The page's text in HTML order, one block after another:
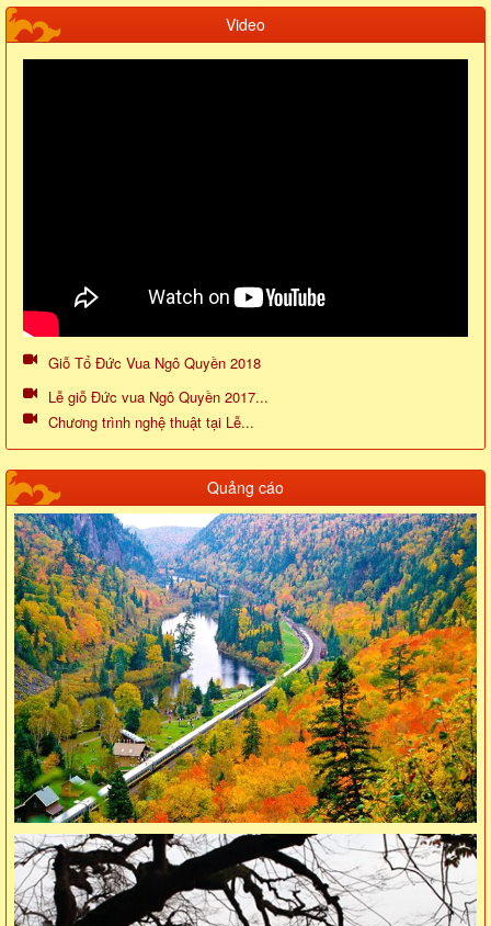
Video
Giỗ Tổ Đức Vua Ngô Quyền 2018
Lễ giỗ Đức vua Ngô Quyền 2017...
Chương trình nghệ thuật tại Lễ...
Quảng cáo